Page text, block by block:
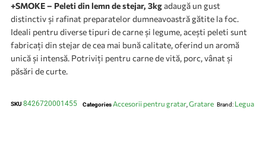
+SMOKE – Peleti din lemn de stejar, 3kgadaugă un gust
distinctiv și rafinat preparatelor dumneavoastră gătite la foc.
Ideali pentru diverse tipuri de carne și legume, acești peleti sunt
fabricați din stejar de cea mai bună calitate, oferind un aromă
unică și intensă. Potriviți pentru carne de vită, porc, vânat și
păsări de curte.
SKU 8426720001455 Categories Accesorii pentru gratar Gratare Brand: Legua